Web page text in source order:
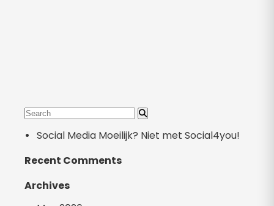
Social Media Moeilijk? Niet met Social4you!
Recent Comments
Archives